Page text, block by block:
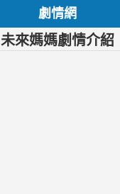
劇情網
未來媽媽劇情介紹